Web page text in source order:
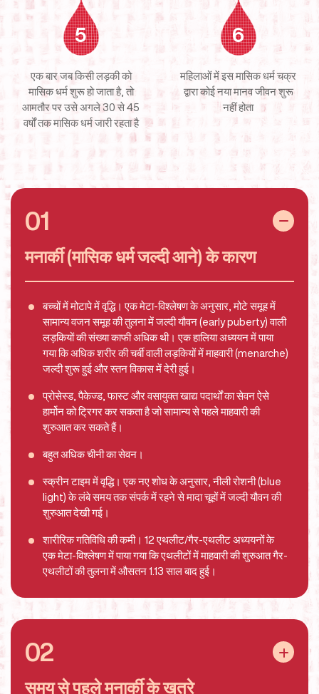
5
एक बार जब किसी लड़की को
मासिक धर्म शुरूहो जाता है, तो
आमतौर पर उसे अगले 30 से 45
वर्षों तक मासिक धर्म जारी रहता है
6
महिलाओं में इस मासिक धर्म चक्र
द्वारा कोई नया मानवजीवन शुरू
नहीं होता
01
मनार्की (मासिक धर्म जल्दी आने) के कारण
बच्चों में मोटापे में वृद्धि। एक मेटा-विश्लेषण के अनुसार, मोटे समूह में
सामान्य वजन समूह की तुलना में जल्दी यौवन (early puberty) वाली
लड़कियों की संख्या काफी अधिक थी। एक हालिया अध्ययन में पाया
गया कि अधिक शरीर की चर्बी वाली लड़कियों में माहवारी (menarche)
जल्दी शुरू हुई और स्तन विकास में देरी हुई।
प्रोसेस्ड, पैकेज्ड, फास्ट और वसायुक्त खाद्य पदार्थों का सेवन ऐसे
हार्मोन को ट्रिगर कर सकता है जो सामान्य से पहले माहवारी की
शुरुआत कर सकते हैं।
बहुत अधिक चीनी का सेवन।
स्क्रीन टाइम में वृद्धि। एक नए शोध के अनुसार, नीली रोशनी (blue
light) के लंबे समय तक संपर्क में रहने से मादा चूहों में जल्दी यौवन की
शुरुआत देखी गई।
शारीरिक गतिविधि की कमी। 12 एथलीट/गैर-एथलीट अध्ययनों के
एक मेटा-विश्लेषण में पाया गया कि एथलीटों में माहवारी की शुरुआत गैर-
एथलीटों की तुलना में औसतन 1.13 साल बाद हुई।
02
समय से पहले मनार्की के खतरे